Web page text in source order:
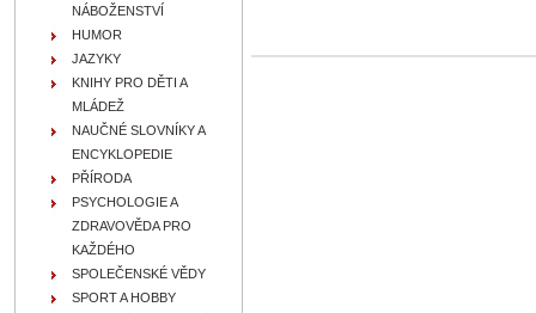
NÁBOŽENSTVÍ
HUMOR
JAZYKY
KNIHY PRO DĚTI A
MLÁDEŽ
NAUČNÉ SLOVNÍKY A
ENCYKLOPEDIE
PŘÍRODA
PSYCHOLOGIE A
ZDRAVOVĚDA PRO
KAŽDÉHO
SPOLEČENSKÉ VĚDY
SPORT A HOBBY